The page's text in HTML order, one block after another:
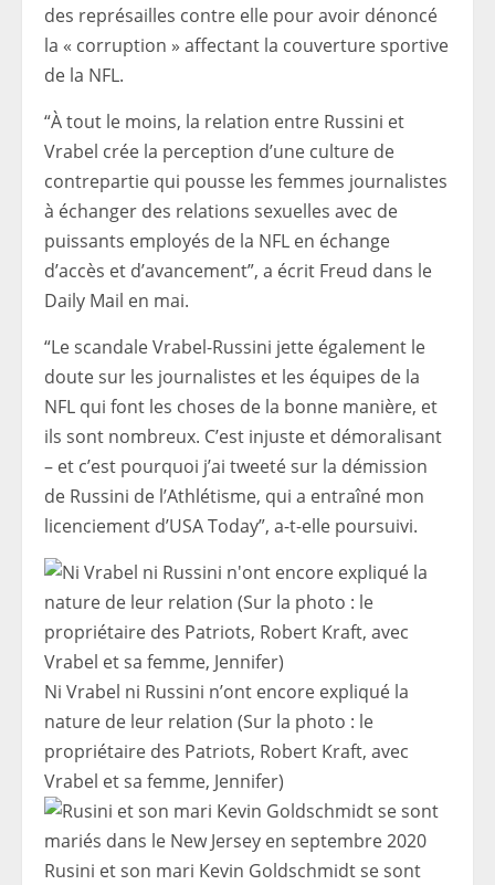
des représailles contre elle pour avoir dénoncé
la « corruption » affectant la couverture sportive
de la NFL.
“À tout le moins, la relation entre Russini et
Vrabel crée la perception d’une culture de
contrepartie qui pousse les femmes journalistes
à échanger des relations sexuelles avec de
puissants employés de la NFL en échange
d’accès et d’avancement”, a écrit Freud dans le
Daily Mail en mai.
“Le scandale Vrabel-Russini jette également le
doute sur les journalistes et les équipes de la
NFL qui font les choses de la bonne manière, et
ils sont nombreux. C’est injuste et démoralisant
– et c’est pourquoi j’ai tweeté sur la démission
de Russini de l’Athlétisme, qui a entraîné mon
licenciement d’USA Today”, a-t-elle poursuivi.
Ni Vrabel ni Russini n’ont encore expliqué la
nature de leur relation (Sur la photo : le
propriétaire des Patriots, Robert Kraft, avec
Vrabel et sa femme, Jennifer)
Rusini et son mari Kevin Goldschmidt se sont